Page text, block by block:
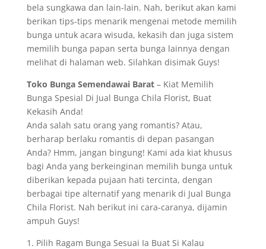
bela sungkawa dan lain-lain. Nah, berikut akan kami
berikan tips-tips menarik mengenai metode memilih
bunga untuk acara wisuda, kekasih dan juga sistem
memilih bunga papan serta bunga lainnya dengan
melihat di halaman web. Silahkan disimak Guys!
Toko Bunga Semendawai Barat– Kiat Memilih
Bunga Spesial Di Jual Bunga Chila Florist, Buat
Kekasih Anda!
Anda salah satu orang yang romantis? Atau,
berharap berlaku romantis di depan pasangan
Anda? Hmm, jangan bingung! Kami ada kiat khusus
bagi Anda yang berkeinginan memilih bunga untuk
diberikan kepada pujaan hati tercinta, dengan
berbagai tipe alternatif yang menarik di Jual Bunga
Chila Florist. Nah berikut ini cara-caranya, dijamin
ampuh Guys!
1. Pilih Ragam Bunga Sesuai Ia Buat Si Kalau